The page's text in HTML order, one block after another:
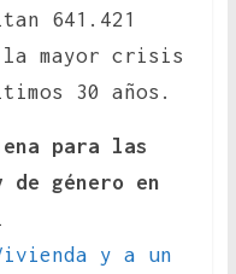
641.421
mayor crisis
30 años.
para las
género en
y a un